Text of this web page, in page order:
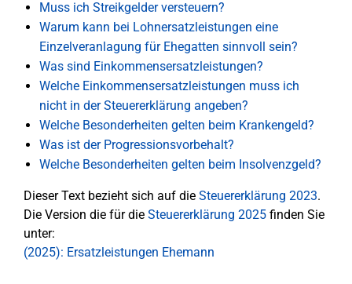
Muss ich Streikgelder versteuern?
Warum kann bei Lohnersatzleistungen eine
Einzelveranlagung für Ehegatten sinnvoll sein?
Was sind Einkommensersatzleistungen?
Welche Einkommensersatzleistungen muss ich
nicht in der Steuererklärung angeben?
Welche Besonderheiten gelten beim Krankengeld?
Was ist der Progressionsvorbehalt?
Welche Besonderheiten gelten beim Insolvenzgeld?
Dieser Text bezieht sich auf die Steuererklärung 2023.
Die Version die für die Steuererklärung 2025 finden Sie
unter:
(2025): Ersatzleistungen Ehemann